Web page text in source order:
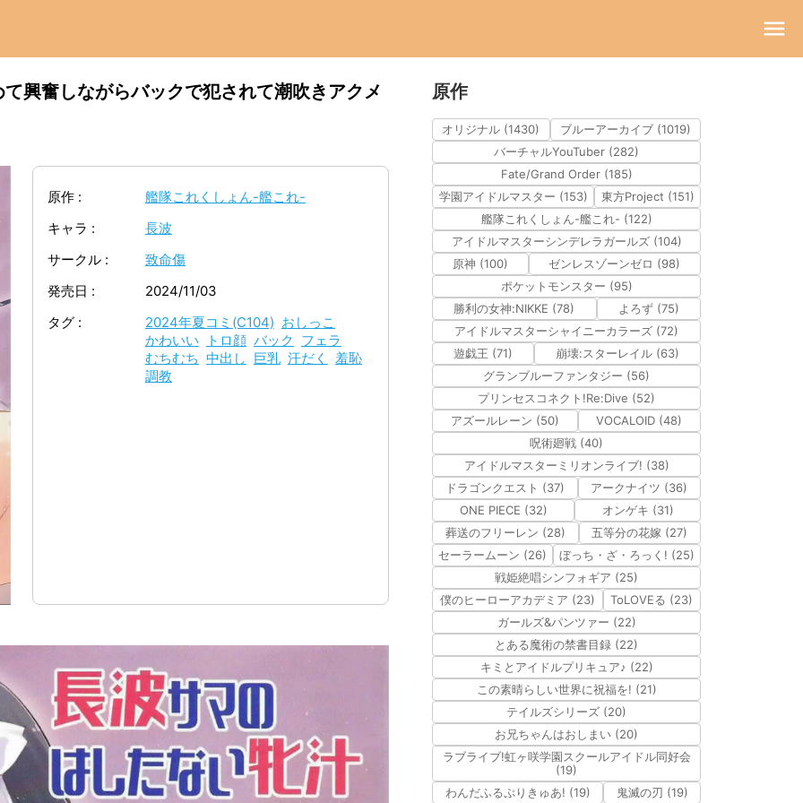
興奮しながらバックで犯されて潮吹きアクメ
原作
艦隊これくしょん-艦これ-
キャラ
長波
サークル
致命傷
発売日
2024/11/03
タグ
2024年夏コミ(C104) おしっこ
かわいい
トロ顔 バック フェラ
むちむち 中出し 巨乳 汗だく
羞恥
調教
原作
オリジナル (1430)
ブルーアーカイブ (1019)
バーチャルYouTuber (282)
Fate/Grand Order (185)
学園アイドルマスター (153)
東方Project (151)
艦隊これくしょん-艦これ- (122)
アイドルマスターシンデレラガールズ (104)
原神 (100)
ゼンレスゾーンゼロ (98)
ポケットモンスター (95)
勝利の女神:NIKKE (78)
よろず (75)
アイドルマスターシャイニーカラーズ (72)
遊戯王 (71)
崩壊:スターレイル (63)
グランブルーファンタジー (56)
プリンセスコネクト!Re:Dive (52)
アズールレーン (50)
VOCALOID (48)
呪術廻戦 (40)
アイドルマスターミリオンライブ! (38)
ドラゴンクエスト (37)
アークナイツ (36)
ONE PIECE (32)
オンゲキ (31)
葬送のフリーレン (28)
五等分の花嫁 (27)
セーラームーン (26)
ぼっち・ざ・ろっく! (25)
戦姫絶唱シンフォギア (25)
僕のヒーローアカデミア (23)
ToLOVEる (23)
ガールズ&パンツァー (22)
とある魔術の禁書目録 (22)
キミとアイドルプリキュア♪ (22)
この素晴らしい世界に祝福を! (21)
テイルズシリーズ (20)
お兄ちゃんはおしまい (20)
ラブライブ!虹ヶ咲学園スクールアイドル同好会
(19)
わんだふるぷりきゅあ! (19)
鬼滅の刃 (19)